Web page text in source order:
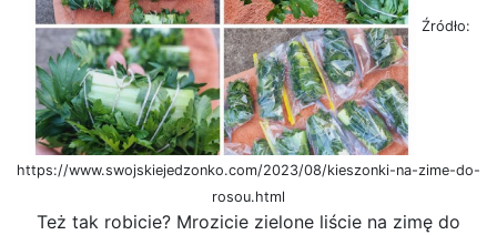
Źródło:
https://www.swojskiejedzonko.com/2023/08/kieszonki-na-zime-do-
rosou.html
Też tak robicie? Mrozicie zielone liście na zimę do